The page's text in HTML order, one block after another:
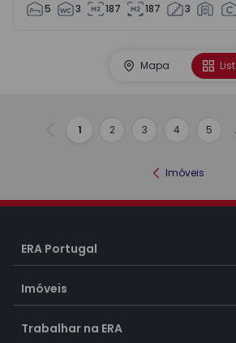
5 3 187 187 3
Mapa
Anterior
1 2 3 4 5
Imóveis
ERA Portugal
Imóveis
Trabalhar na ERA